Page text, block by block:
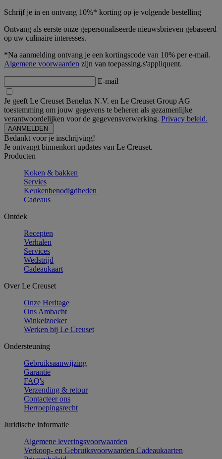
Schrijf je in en ontvang 10%* korting op je volgende bestelling
Ontvang als eerste onze gepersonaliseerde nieuwsbrieven gebaseerd
op uw culinaire interesses.
*Na aanmelding ontvang je een kortingscode van 10% per e-mail.
Algemene voorwaarden zijn van toepassing.s'appliquent.
E-mail
Je geeft Le Creuset Benelux N.V. en Le Creuset Group AG
toestemming om jouw gegevens te beheren als gezamenlijke
verantwoordelijken voor de gegevensverwerking. Privacy beleid.
Bedankt voor je inschrijving!
Je ontvangt binnenkort updates van Le Creuset.
Producten
Koken & bakken
Servies
Keukenbenodigdheden
Cadeaus
Ontdek
Recepten
Verhalen
Services
Wedstrijd
Cadeaukaart
Over Le Creuset
Onze Heritage
Ons Ambacht
Winkelzoeker
Werken bij Le Creuset
Ondersteuning
Gebruiksaanwijzing
Garantie
FAQ's
Verzending & retour
Contacteer ons
Herroepingsrecht
Juridische informatie
Algemene leveringsvoorwaarden
Verkoop- en Gebruiksvoorwaarden Cadeaukaarten